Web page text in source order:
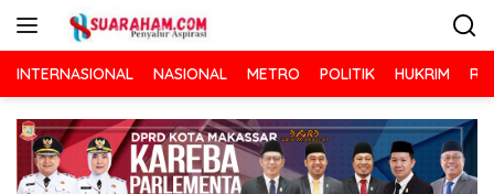
INTERNASIONAL NASIONAL METRO POLITIK HUKRIM